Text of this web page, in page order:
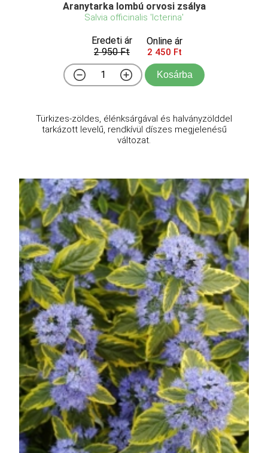
Aranytarka lombú orvosi zsálya
Salvia officinalis 'Icterina'
Eredeti ár
2 950 Ft
Online ár
2 450 Ft
Kosárba
Türkizes-zöldes, élénksárgával és halványzölddel
tarkázott levelű, rendkívül díszes megjelenésű
változat.